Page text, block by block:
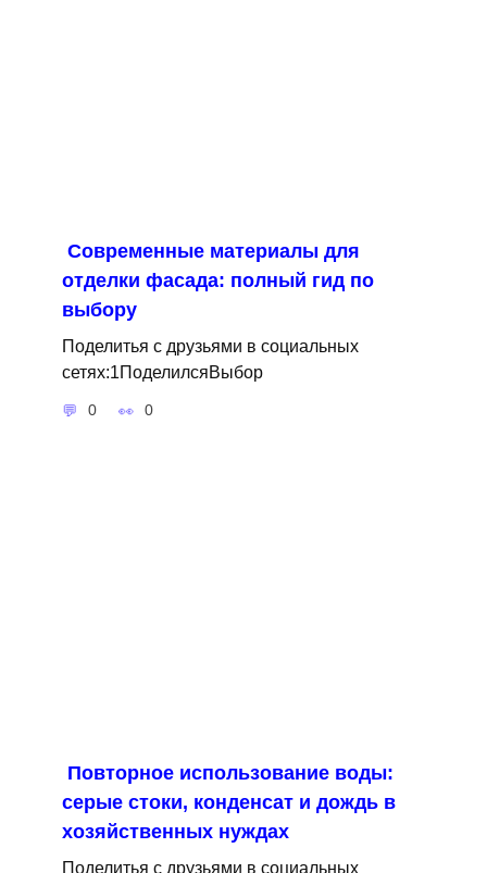
Современные материалы для
отделки фасада: полный гид по
выбору
Поделитья с друзьями в социальных
сетях:1ПоделилсяВыбор
0 0
Повторное использование воды:
серые стоки, конденсат и дождь в
хозяйственных нуждах
Поделитья с друзьями в социальных